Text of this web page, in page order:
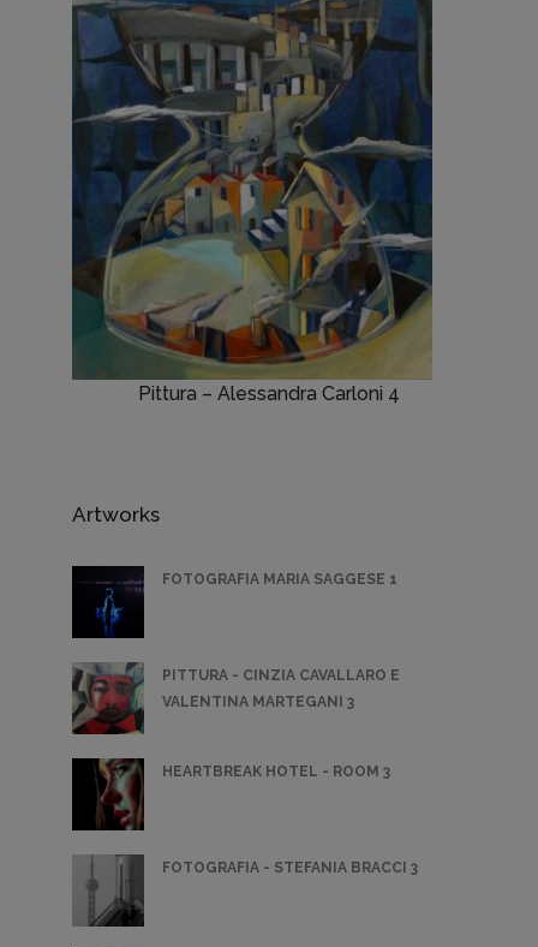
Pittura – Alessandra Carloni 4
Artworks
FOTOGRAFIA MARIA SAGGESE 1
PITTURA - CINZIA CAVALLARO E
VALENTINA MARTEGANI 3
HEARTBREAK HOTEL - ROOM 3
FOTOGRAFIA - STEFANIA BRACCI 3